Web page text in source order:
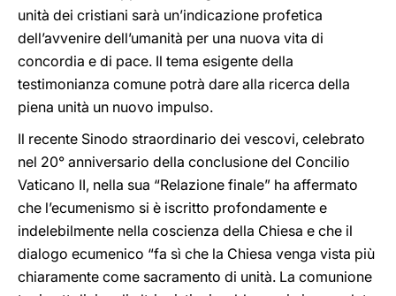
unità dei cristiani sarà un’indicazione profetica
dell’avvenire dell’umanità per una nuova vita di
concordia e di pace. Il tema esigente della
testimonianza comune potrà dare alla ricerca della
piena unità un nuovo impulso.
Il recente Sinodo straordinario dei vescovi, celebrato
nel 20° anniversario della conclusione del Concilio
Vaticano II, nella sua “Relazione finale” ha affermato
che l’ecumenismo si è iscritto profondamente e
indelebilmente nella coscienza della Chiesa e che il
dialogo ecumenico “fa sì che la Chiesa venga vista più
chiaramente come sacramento di unità. La comunione